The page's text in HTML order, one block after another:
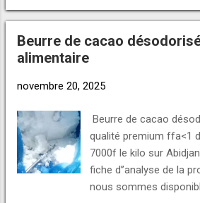
https://wa.me/
verte ou à maturité, à
d'extraction à froid en
etc.), si bénéfiques
ou contactez nous
Voici nos contacts et
SMS ou WhatsApp :
https://wa.me/
Beurre de cacao
alimentaire
novembre 20, 2025
Beurre de cacao
qualité premium ffa<1
7000f le kilo sur
fiche d’’analyse de la
nous sommes